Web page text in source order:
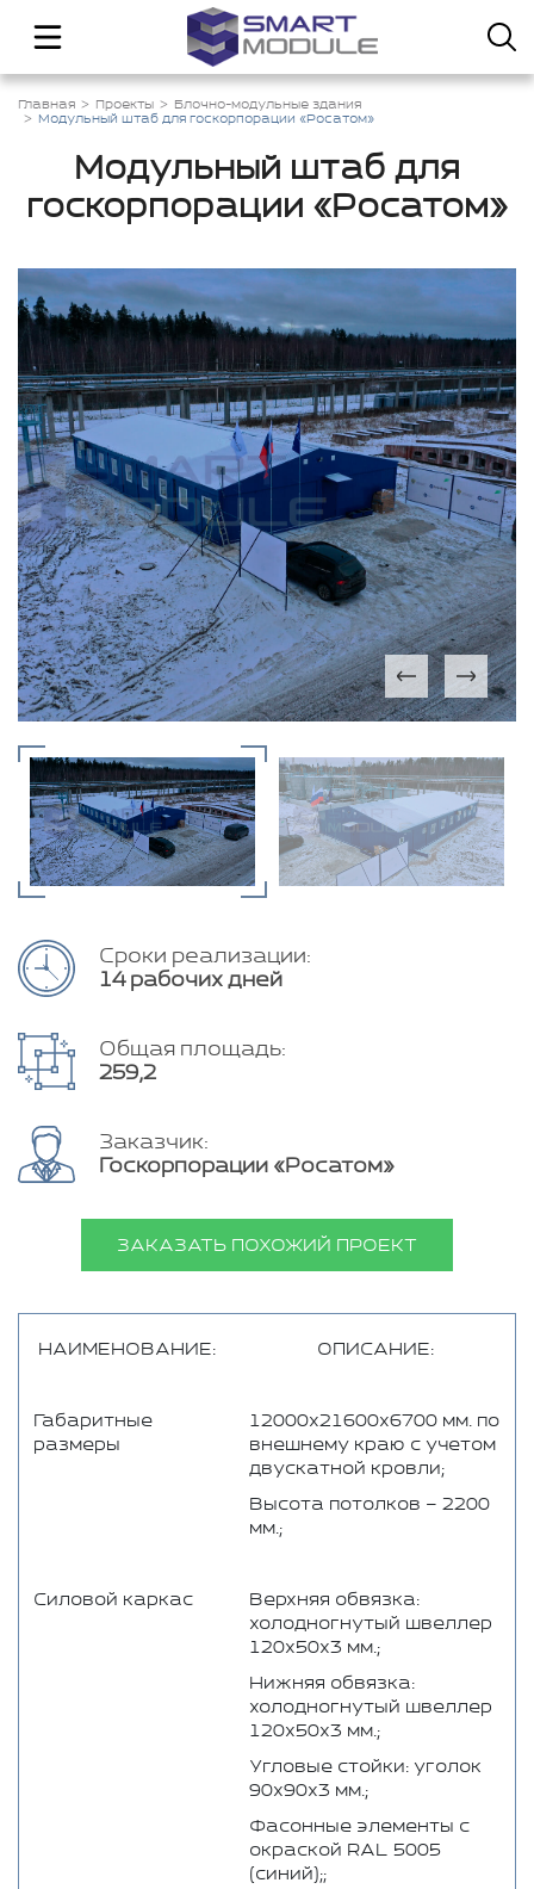
Главная Проекты
Блочно-модульные здания
Модульный штаб для госкорпорации «Росатом»
Модульный штаб для
госкорпорации «Росатом»
Сроки реализации:
14 рабочих дней
Общая площадь:
259,2
Заказчик:
Госкорпорации «Росатом»
ЗАКАЗАТЬ ПОХОЖИЙ ПРОЕКТ
НАИМЕНОВАНИЕ: ОПИСАНИЕ:
Габаритные
размеры
12000х21600х6700 мм. по
внешнему краю с учетом
двускатной кровли;
Высота потолков – 2200
мм.;
Силовой каркас
Верхняя обвязка:
холодногнутый швеллер
120х50х3 мм.;
Нижняя обвязка:
холодногнутый швеллер
120х50х3 мм.;
Угловые стойки: уголок
90х90х3 мм.;
Фасонные элементы с
окраской RAL 5005
(синий);;